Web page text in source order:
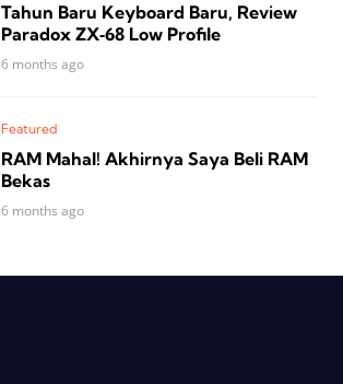
Tahun Baru Keyboard Baru, Review
Paradox ZX‑68 Low Profile
6 months ago
Featured
RAM Mahal! Akhirnya Saya Beli RAM
Bekas
6 months ago